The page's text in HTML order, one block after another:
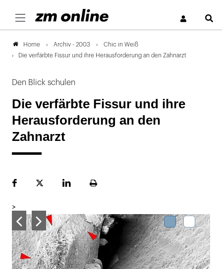
Home Archiv - 2003
Chic in Weiß
Die verfärbte Fissur und ihre Herausforderung an den Zahnarzt
Den Blick schulen
Die verfärbte Fissur und ihre
Herausforderung an den
Zahnarzt
FacebookPlattformLinekdInSeite
>